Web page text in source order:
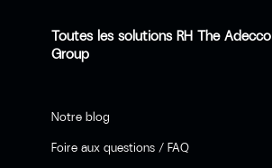
Toutes les solutions RH The Adecco
Group
Notre blog
Foire aux questions / FAQ